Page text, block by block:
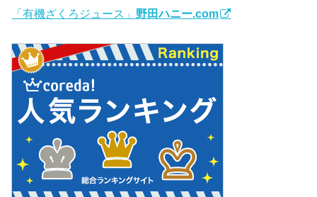
「有機ざくろジュース」 野田ハニー.com